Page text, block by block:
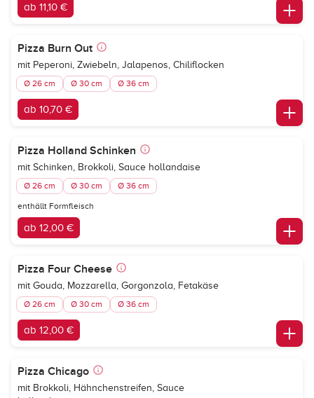
ab 11,10 €
Pizza Burn Out
mit Peperoni, Zwiebeln, Jalapenos, Chiliflocken
Ø 26 cm Ø 30 cm Ø 36 cm
ab 10,70 €
Pizza Holland Schinken
mit Schinken, Brokkoli, Sauce hollandaise
Ø 26 cm Ø 30 cm Ø 36 cm
enthällt Formfleisch
ab 12,00 €
Pizza Four Cheese
mit Gouda, Mozzarella, Gorgonzola, Fetakäse
Ø 26 cm Ø 30 cm Ø 36 cm
ab 12,00 €
Pizza Chicago
mit Brokkoli, Hähnchenstreifen, Sauce